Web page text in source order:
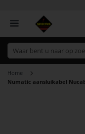
Home
Numatic aansluikabel